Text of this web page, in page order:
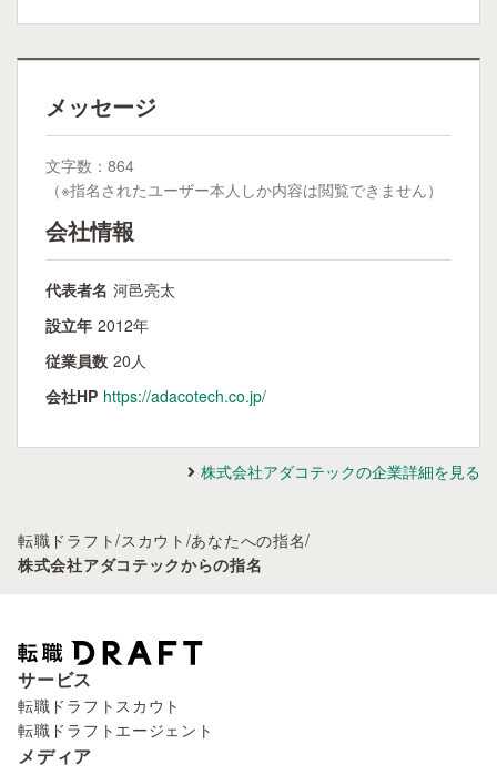
メッセージ
文字数：864
（※指名されたユーザー本人しか内容は閲覧できません）
会社情報
代表者名 河邑亮太
設立年 2012年
従業員数 20人
会社HP https://adacotech.co.jp/
株式会社アダコテックの企業詳細を見る
転職ドラフト/スカウト /あなたへの指名/
株式会社アダコテックからの指名
サービス
転職ドラフトスカウト
転職ドラフトエージェント
メディア